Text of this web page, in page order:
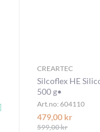
LÄGG I VARUKORGEN
CREARTEC
Silcoflex HE
500 g•
Art.no: 604110
479,00 kr
599,00 kr